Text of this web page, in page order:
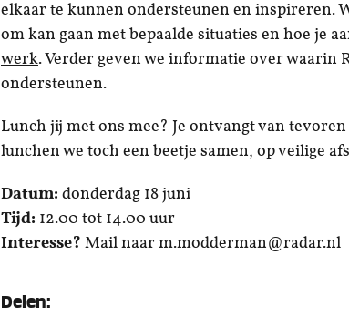
elkaar te kunnen ondersteunen en inspireren.
om kan gaan met bepaalde situaties en hoe je
werk. Verder geven we informatie over waarin
ondersteunen.
Lunch jij met ons mee? Je ontvangt van
lunchen we toch een beetje samen, op veilige
Datum: donderdag 18 juni
Tijd: 12.00 tot 14.00 uur
Interesse? Mail naar m.modderman@radar.nl
Delen: